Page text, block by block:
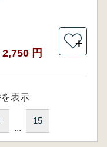
2,750 円
＋
表示
...
15